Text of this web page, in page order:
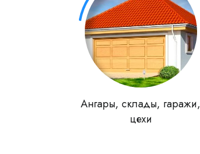
Ангары, склады, гаражи,
цехи